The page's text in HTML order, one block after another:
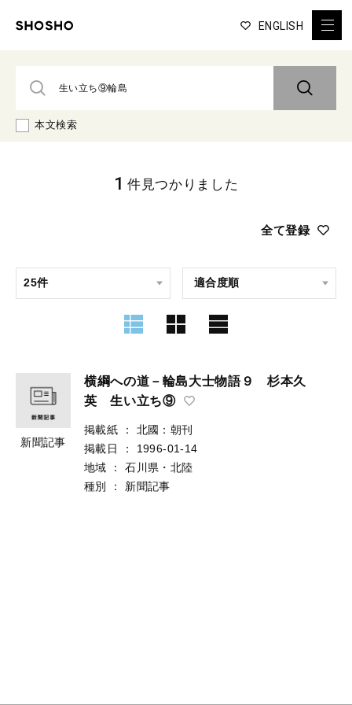
ENGLISH
本文検索
全て登録
1 件見つかりました
新聞記事
横綱への道－輪島大士物語９ 杉本久
英 生い立ち⑨
掲載紙 ：
北國：朝刊
掲載日
：
1996-01-14
地域
：
石川県・北陸
種別
： 新聞記事